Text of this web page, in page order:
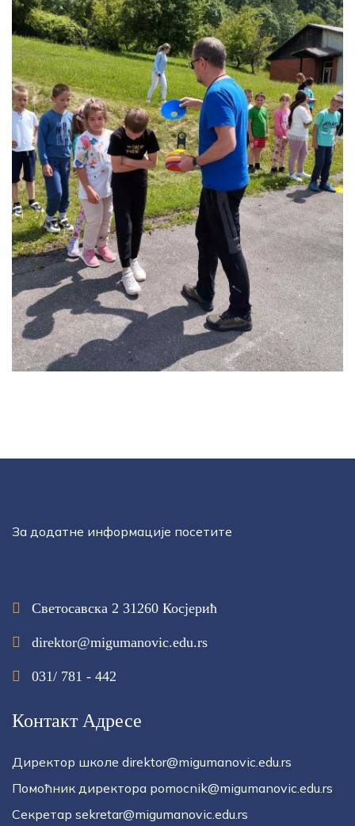
За додатне информације посетите
Светосавска 2 31260 Косјерић
direktor@migumanovic.edu.rs
031/ 781 - 442
Контакт Адресе
Директор школе direktor@migumanovic.edu.rs
Помоћник директора pomocnik@migumanovic.edu.rs
Секретар sekretar@migumanovic.edu.rs